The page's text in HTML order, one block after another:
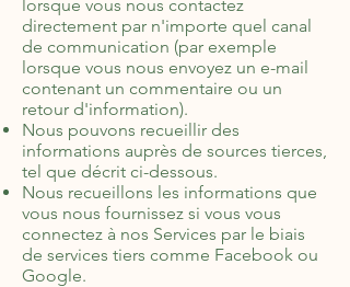
lorsque vous nous contactez
directement par n'importe quel canal
de communication (par exemple
lorsque vous nous envoyez un e-mail
contenant un commentaire ou un
retour d'information).
Nous pouvons recueillir des
informations auprès de sources tierces,
tel que décrit ci-dessous.
Nous recueillons les informations que
vous nous fournissez si vous vous
connectez à nos Services par le biais
de services tiers comme Facebook ou
Google.